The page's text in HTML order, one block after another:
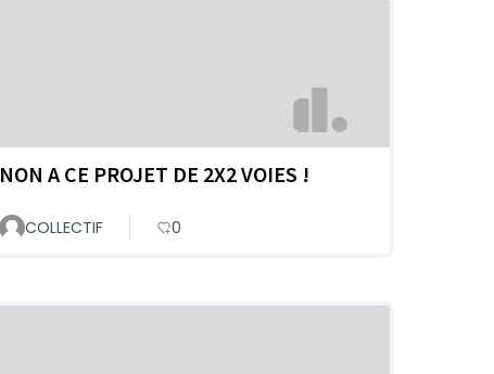
NON A CE PROJET DE 2X2 VOIES !
COLLECTIF 0